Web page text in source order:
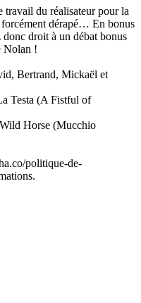
travail du réalisateur pour la
dérapé… En bonus
droit à un débat bonus
Nolan !
Bertrand, Mickaël et
Testa (A Fistful of
Horse (Mucchio
politique-de-